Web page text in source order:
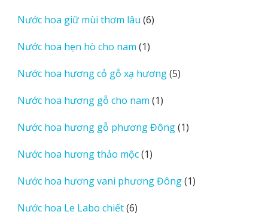
phẩm
Nước hoa giữ mùi thơm lâu 66
Nước hoa hẹn hò cho nam 11
phẩm
Nước hoa hương cỏ gỗ xạ hương 55
Nước hoa hương gỗ cho nam 11
phẩm
Nước hoa hương gỗ phương Đông 11
Nước hoa hương thảo mộc 11
phẩm
Nước hoa hương vani phương Đông 11
Nước hoa Le Labo chiết 66